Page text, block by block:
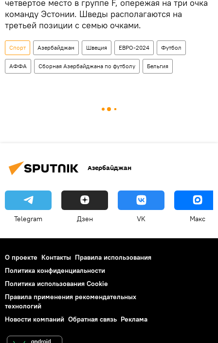
четвертое место в группе F, опережая на три очка
команду Эстонии. Шведы располагаются на
третьей позиции с семью очками.
Спорт Азербайджан Швеция ЕВРО-2024 Футбол
АФФА Сборная Азербайджана по футболу Бельгия
Азербайджан
Telegram Дзен VK Макс
О проекте Контакты Правила использования
Политика конфиденциальности
Политика использования Cookie
Правила применения рекомендательных
технологий
Новости компаний Обратная связь Реклама